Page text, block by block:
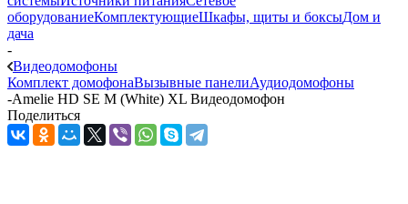
оборудованиеКомплектующиеШкафы, щиты и боксыДом и
дача
-
Видеодомофоны
Комплект домофонаВызывные панелиАудиодомофоны
-Amelie HD SE M (White) XL Видеодомофон
Поделиться